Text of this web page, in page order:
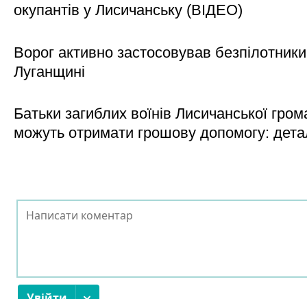
окупантів у Лисичанську (ВІДЕО)
Ворог активно застосовував
Луганщині
Батьки загиблих воїнів Лисичанської
можуть отримати грошову допомогу: